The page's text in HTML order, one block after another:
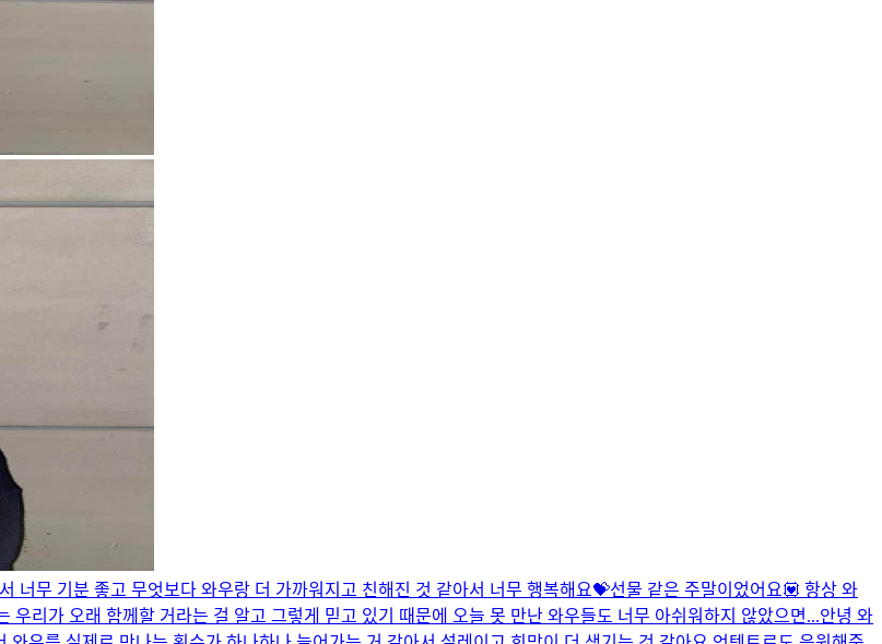
너무 기분 좋고 무엇보다 와우랑 더 가까워지고 친해진 것 같아서 너무 행복해요💝선물 같은 주말이었어요💟 항상 와
리가 오래 함께할 거라는 걸 알고 그렇게 믿고 있기 때문에 오늘 못 만난 와우들도 너무 아쉬워하지 않았으면...안녕 와